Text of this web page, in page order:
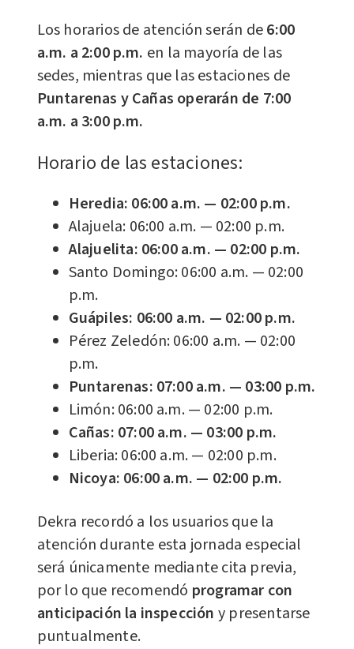
​Los horarios de atención serán de6:00
a.m. a 2:00 p.m. en la mayoría de las
sedes, mientras que las estaciones de
Puntarenas y Cañas operarán de 7:00
a.m. a 3:00 p.m.
Horario de las estaciones:
Heredia: 06:00 a.m. — 02:00 p.m.
Alajuela: 06:00 a.m. — 02:00 p.m.
Alajuelita: 06:00 a.m. — 02:00 p.m.
Santo Domingo: 06:00 a.m. — 02:00
p.m.
Guápiles: 06:00 a.m. — 02:00 p.m.
Pérez Zeledón: 06:00 a.m. — 02:00
p.m.
Puntarenas: 07:00 a.m. — 03:00 p.m.
Limón: 06:00 a.m. — 02:00 p.m.
Cañas: 07:00 a.m. — 03:00 p.m.
Liberia: 06:00 a.m. — 02:00 p.m.
Nicoya: 06:00 a.m. — 02:00 p.m.
Dekra recordó a los usuarios que la
atención durante esta jornada especial
será únicamente mediante cita previa,
por lo que recomendó programar con
anticipación la inspección y presentarse
puntualmente.